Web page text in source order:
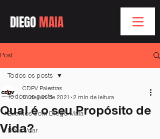
DIEGOMAIA
Post
Todos os posts
Eventos com Diego Maia
Bóra Voar
Todos os posts
Qual é o seu Propósito de
Vida?
CDPV Palestras
18 de jun. de 2021
2 min de leitura